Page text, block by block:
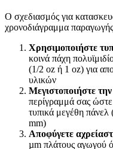
Ο σχεδιασμός για
χρονοδιάγραμμα
Χρησιμοποιήστε
κοινά πάχη
(1/2 oz ή 1 oz) για
υλικών
Μεγιστοποιήστε
περίγραμμά σας ώστε
τυπικά μεγέθη
mm)
Αποφύγετε
µm πλάτους αγωγού